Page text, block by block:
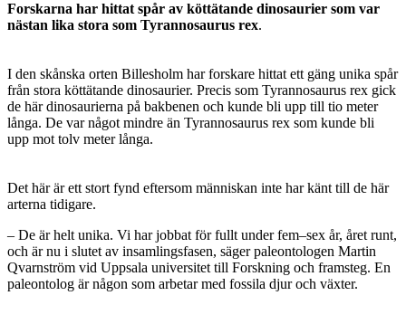
Forskarna har hittat spår av köttätande dinosaurier som var
nästan lika stora som Tyrannosaurus rex.
I den skånska orten Billesholm har forskare hittat ett gäng unika spår
från stora köttätande dinosaurier. Precis som Tyrannosaurus rex gick
de här dinosaurierna på bakbenen och kunde bli upp till tio meter
långa. De var något mindre än Tyrannosaurus rex som kunde bli
upp mot tolv meter långa.
Det här är ett stort fynd eftersom människan inte har känt till de här
arterna tidigare.
– De är helt unika. Vi har jobbat för fullt under fem–sex år, året runt,
och är nu i slutet av insamlingsfasen, säger paleontologen Martin
Qvarnström vid Uppsala universitet till Forskning och framsteg. En
paleontolog är någon som arbetar med fossila djur och växter.